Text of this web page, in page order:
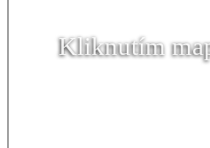
Kliknutím